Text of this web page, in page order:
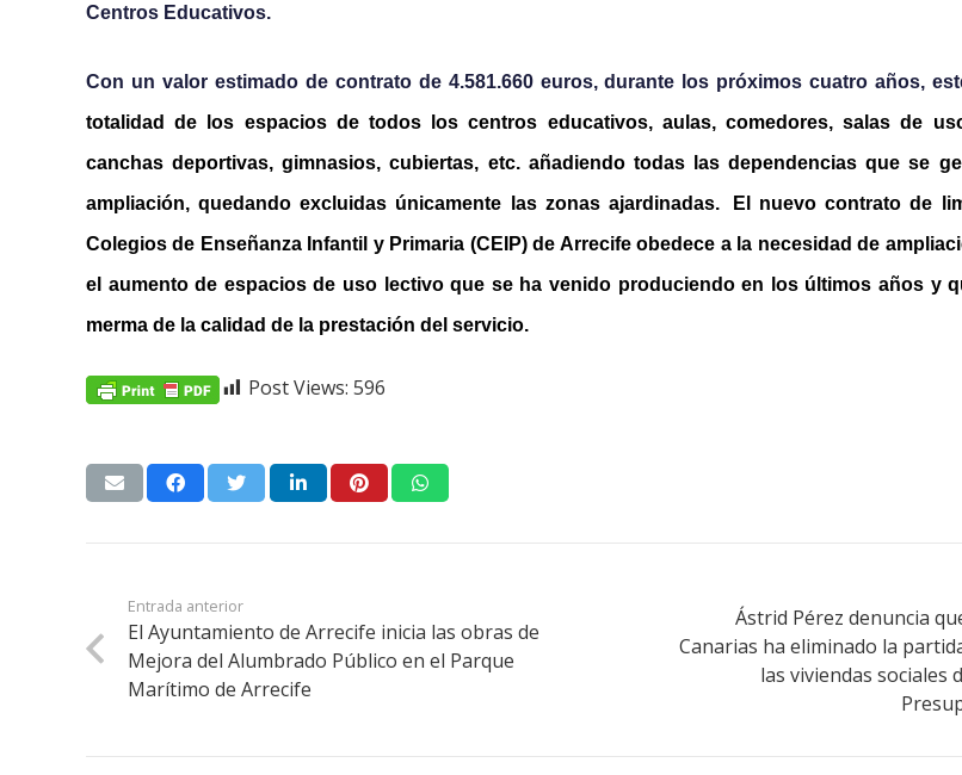
Centros Educativos.
Con un valor estimado de contrato de 4.581.660 euros, durante los próximos cuatro años,
totalidad de los espacios de todos los centros educativos, aulas, comedores, salas de
canchas deportivas, gimnasios, cubiertas, etc. añadiendo todas las dependencias que se
ampliación, quedando excluidas únicamente las zonas ajardinadas.
El nuevo contrato de
Colegios de Enseñanza Infantil y Primaria (CEIP) de Arrecife obedece a la necesidad de
el aumento de espacios de uso lectivo que se ha venido produciendo en los últimos años y
merma de la calidad de la prestación del servicio.
Post Views: 596
Entrada anterior
El Ayuntamiento de Arrecife inicia las obras de
Mejora del Alumbrado Público en el Parque
Marítimo de Arrecife
Ástrid Pérez denuncia
Canarias ha eliminado la
las viviendas sociales